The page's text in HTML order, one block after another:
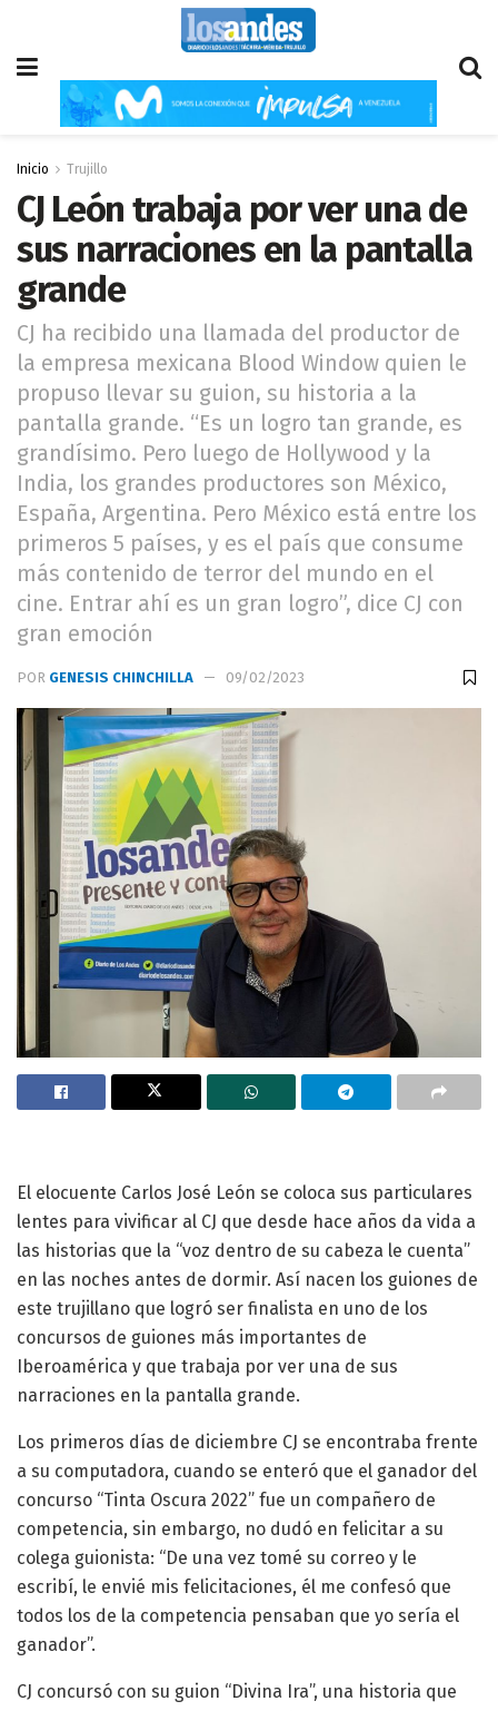
Inicio Trujillo
CJ León trabaja por ver una de
sus narraciones en la pantalla
grande
CJ ha recibido una llamada del productor de
la empresa mexicana Blood Window quien le
propuso llevar su guion, su historia a la
pantalla grande. “Es un logro tan grande, es
grandísimo. Pero luego de Hollywood y la
India, los grandes productores son México,
España, Argentina. Pero México está entre los
primeros 5 países, y es el país que consume
más contenido de terror del mundo en el
cine. Entrar ahí es un gran logro”, dice CJ con
gran emoción
POR GENESIS CHINCHILLA 09/02/2023
El elocuente Carlos José León se coloca sus particulares
lentes para vivificar al CJ que desde hace años da vida a
las historias que la “voz dentro de su cabeza le cuenta”
en las noches antes de dormir. Así nacen los guiones de
este trujillano que logró ser finalista en uno de los
concursos de guiones más importantes de
Iberoamérica y que trabaja por ver una de sus
narraciones en la pantalla grande.
Los primeros días de diciembre CJ se encontraba frente
a su computadora, cuando se enteró que el ganador del
concurso “Tinta Oscura 2022” fue un compañero de
competencia, sin embargo, no dudó en felicitar a su
colega guionista: “De una vez tomé su correo y le
escribí, le envié mis felicitaciones, él me confesó que
todos los de la competencia pensaban que yo sería el
ganador”.
CJ concursó con su guion “Divina Ira”, una historia que